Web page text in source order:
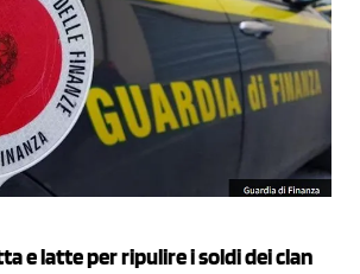
e latte per ripulire i soldi dei clan